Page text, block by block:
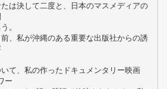
は決して二度と、日本のマスメディアの
。
、私が沖縄のある重要な出版社からの誘
て、私の作ったドキュメンタリー映画
ー